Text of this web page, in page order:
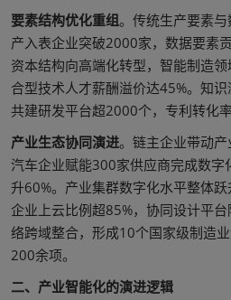
要素结构优化重组。传统生产要素
产入表企业突破2000家，数据要素
资本结构向高端化转型，智能制造
合型技术人才薪酬溢价达45%。知
共建研发平台超2000个，专利转化率
产业生态协同演进。链主企业带动
汽车企业赋能300家供应商完成数字
升60%。产业集群数字化水平整体
企业上云比例超85%，协同设计平
络跨域整合，形成10个国家级制造
200余项。
二、产业智能化的演进逻辑